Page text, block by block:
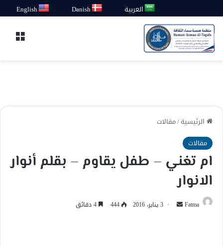
العربية Danish
English
الرئيسية/مقالات
مقالات
ام تغني – طفل يقاوم – بقلم أنوار
الانوار
Fatma
أرسل 3 يناير، 2016 444